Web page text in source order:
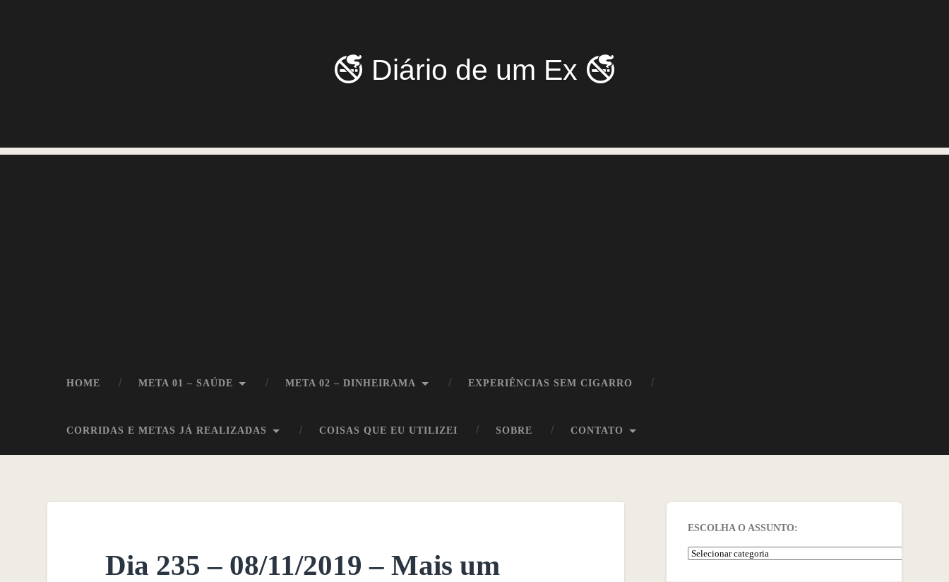
🚭 Diário de um Ex 🚭
HOME META 01 – SAÚDE META 02 – DINHEIRAMA EXPERIÊNCIAS SEM CIGARRO
CORRIDAS E METAS JÁ REALIZADAS COISAS QUE EU UTILIZEI SOBRE CONTATO
Dia 235 – 08/11/2019 – Mais um
ESCOLHA O ASSUNTO: